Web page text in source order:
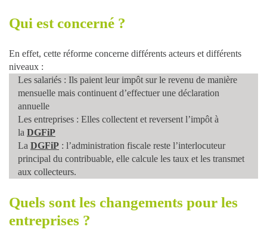
Qui est concerné ?
En effet, cette réforme concerne différents acteurs et différents
niveaux :
Les salariés : Ils paient leur impôt sur le revenu de manière
mensuelle mais continuent d’effectuer une déclaration
annuelle
Les entreprises : Elles collectent et reversent l’impôt à
la DGFiP
La DGFiP : l’administration fiscale reste l’interlocuteur
principal du contribuable, elle calcule les taux et les transmet
aux collecteurs.
Quels sont les changements pour les
entreprises ?